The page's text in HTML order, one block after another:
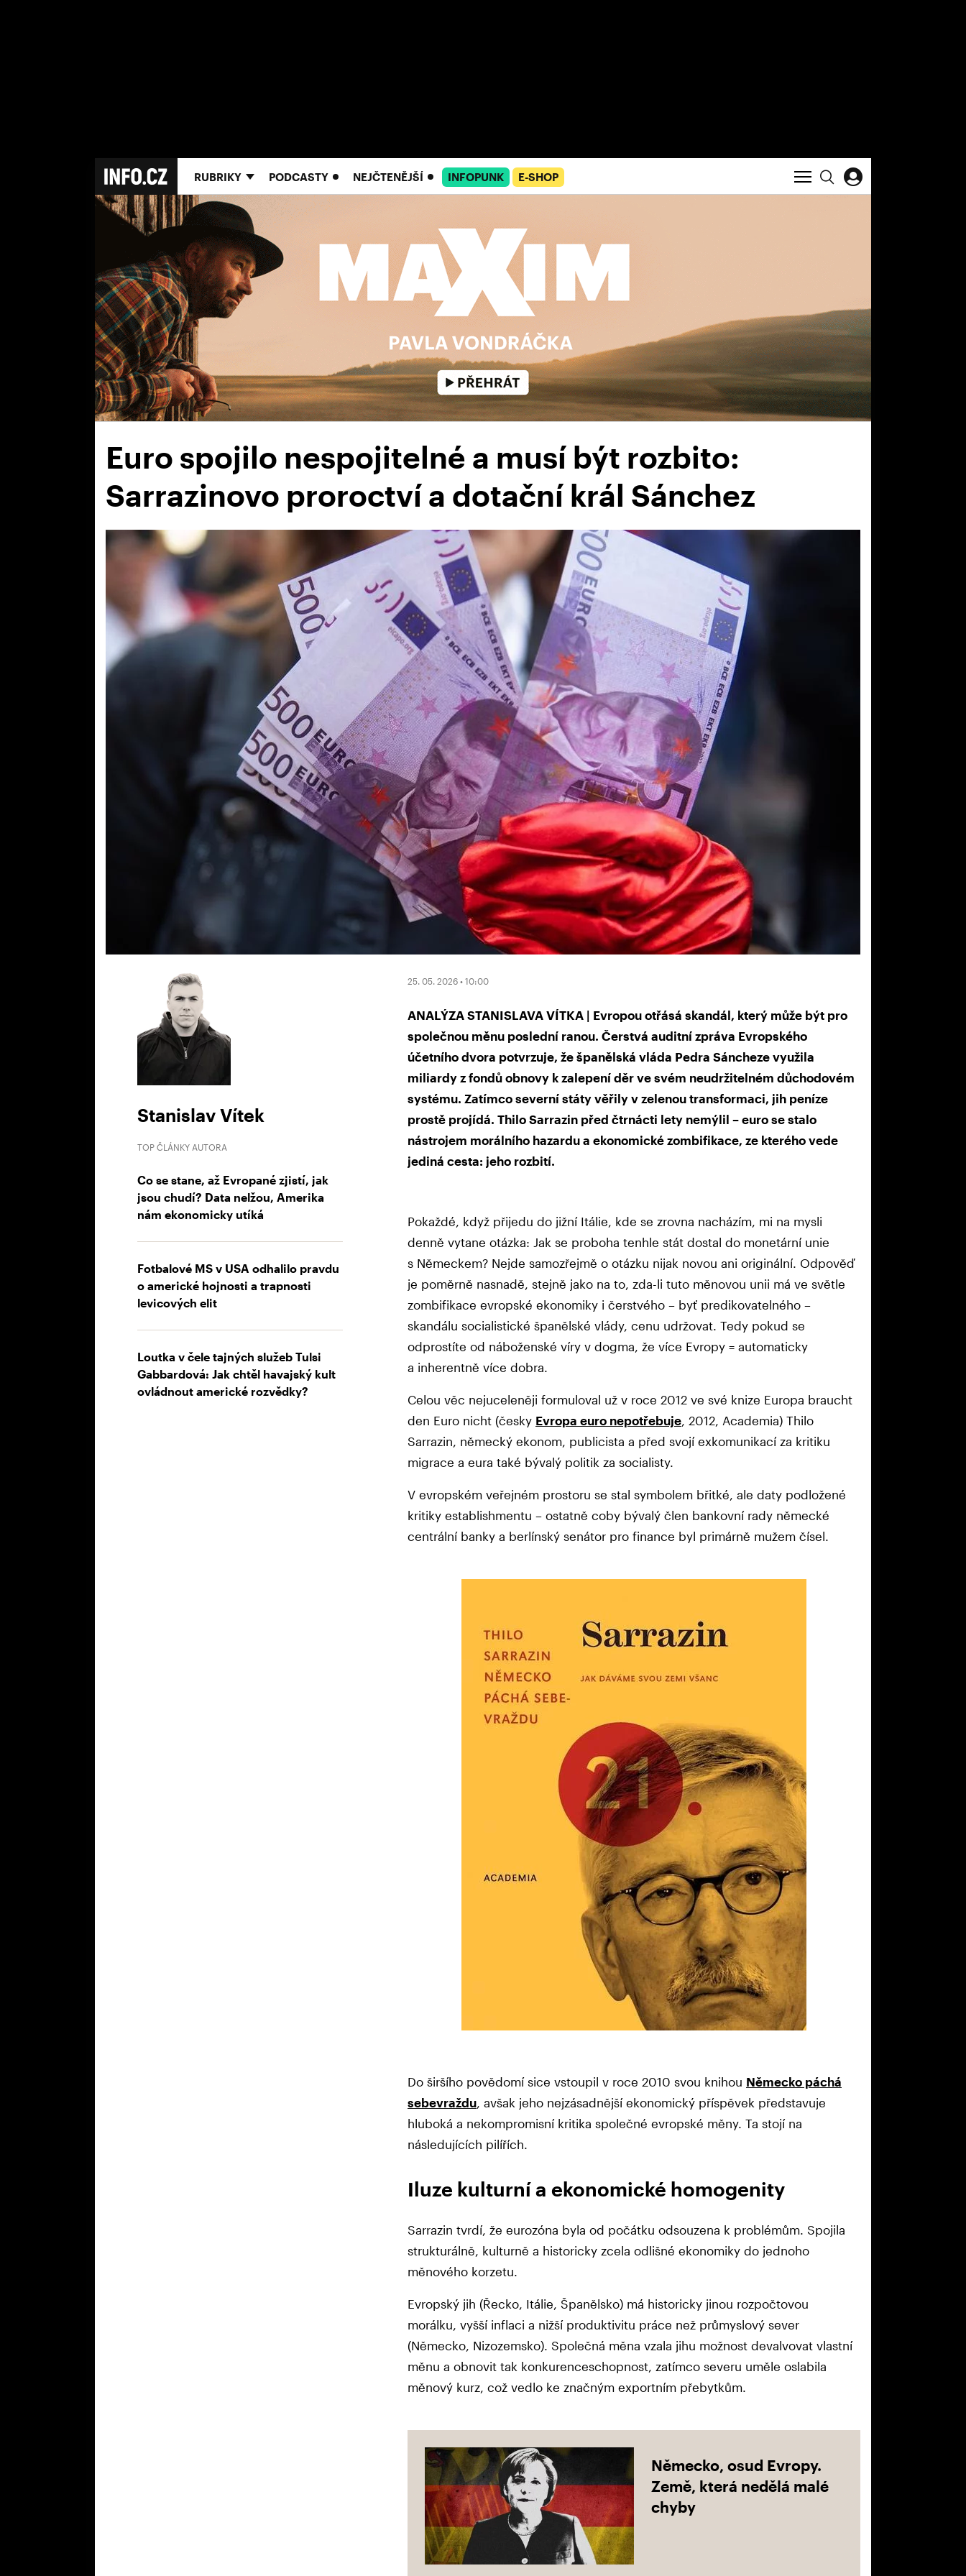
RUBRIKY PODCASTY NEJČTENĚJŠÍ INFOPUNK E-SHOP
Euro spojilo nespojitelné a musí být rozbito:
Sarrazinovo proroctví a dotační král Sánchez
Stanislav Vítek
TOP ČLÁNKY AUTORA
Co se stane, až Evropané zjistí, jak
jsou chudí? Data nelžou, Amerika
nám ekonomicky utíká
Fotbalové MS v USA odhalilo pravdu
o americké hojnosti a trapnosti
levicových elit
Loutka v čele tajných služeb Tulsi
Gabbardová: Jak chtěl havajský kult
ovládnout americké rozvědky?
25. 05. 2026 • 10:00
ANALÝZA STANISLAVA VÍTKA | Evropou otřásá skandál, který může být pro
společnou měnu poslední ranou. Čerstvá auditní zpráva Evropského
účetního dvora potvrzuje, že španělská vláda Pedra Sáncheze využila
miliardy z fondů obnovy k zalepení děr ve svém neudržitelném důchodovém
systému. Zatímco severní státy věřily v zelenou transformaci, jih peníze
prostě projídá. Thilo Sarrazin před čtrnácti lety nemýlil – euro se stalo
nástrojem morálního hazardu a ekonomické zombifikace, ze kterého vede
jediná cesta: jeho rozbití.
Pokaždé, když přijedu do jižní Itálie, kde se zrovna nacházím, mi na mysli
denně vytane otázka: Jak se proboha tenhle stát dostal do monetární unie
s Německem? Nejde samozřejmě o otázku nijak novou ani originální. Odpověď
je poměrně nasnadě, stejně jako na to, zda-li tuto měnovou unii má ve světle
zombifikace evropské ekonomiky i čerstvého – byť predikovatelného –
skandálu socialistické španělské vlády, cenu udržovat. Tedy pokud se
odprostíte od náboženské víry v dogma, že více Evropy = automaticky
a inherentně více dobra.
Celou věc nejuceleněji formuloval už v roce 2012 ve své knize Europa braucht
den Euro nicht (česky Evropa euro nepotřebuje , 2012, Academia) Thilo
Sarrazin, německý ekonom, publicista a před svojí exkomunikací za kritiku
migrace a eura také bývalý politik za socialisty.
V evropském veřejném prostoru se stal symbolem břitké, ale daty podložené
kritiky establishmentu – ostatně coby bývalý člen bankovní rady německé
centrální banky a berlínský senátor pro finance byl primárně mužem čísel.
Do širšího povědomí sice vstoupil v roce 2010 svou knihou Německo páchá
sebevraždu , avšak jeho nejzásadnější ekonomický příspěvek představuje
hluboká a nekompromisní kritika společné evropské měny. Ta stojí na
následujících pilířích.
Iluze kulturní a ekonomické homogenity
Sarrazin tvrdí, že eurozóna byla od počátku odsouzena k problémům. Spojila
strukturálně, kulturně a historicky zcela odlišné ekonomiky do jednoho
měnového korzetu.
Evropský jih (Řecko, Itálie, Španělsko) má historicky jinou rozpočtovou
morálku, vyšší inflaci a nižší produktivitu práce než průmyslový sever
(Německo, Nizozemsko). Společná měna vzala jihu možnost devalvovat vlastní
měnu a obnovit tak konkurenceschopnost, zatímco severu uměle oslabila
měnový kurz, což vedlo ke značným exportním přebytkům.
Německo, osud Evropy.
Země, která nedělá malé
chyby